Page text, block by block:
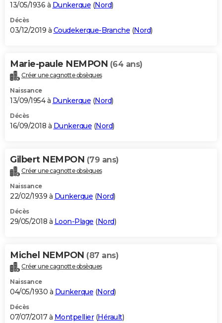
13/05/1936 à Dunkerque (Nord)
Décès
03/12/2019 à Coudekerque-Branche (Nord)
Marie-paule NEMPON (64 ans)
Créer une cagnotte obsèques
Naissance
13/09/1954 à Dunkerque (Nord)
Décès
16/09/2018 à Dunkerque (Nord)
Gilbert NEMPON (79 ans)
Créer une cagnotte obsèques
Naissance
22/02/1939 à Dunkerque (Nord)
Décès
29/05/2018 à Loon-Plage (Nord)
Michel NEMPON (87 ans)
Créer une cagnotte obsèques
Naissance
04/05/1930 à Dunkerque (Nord)
Décès
07/07/2017 à Montpellier(Hérault)